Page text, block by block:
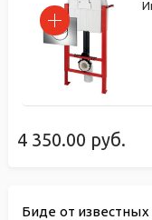
4 350.00 руб.
Биде от